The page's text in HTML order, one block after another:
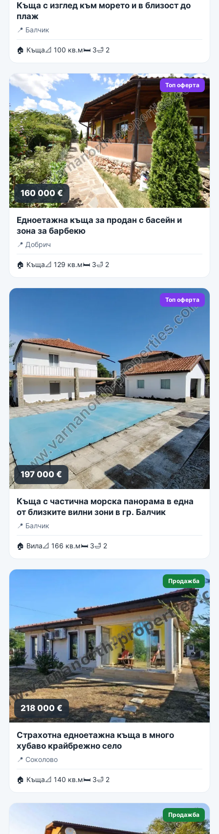
Къща с изглед към морето и в близост до
плаж
📍 Балчик
🏠 Къща📐 100 кв.м🛏 3🛁 2
Топ оферта
160 000 €
Едноетажна къща за продан с басейн и
зона за барбекю
📍 Добрич
🏠 Къща📐 129 кв.м🛏 3🛁 2
Топ оферта
197 000 €
Къща с частична морска панорама в една
от близките вилни зони в гр. Балчик
📍 Балчик
🏠 Вила📐 166 кв.м🛏 3🛁 2
Продажба
218 000 €
Страхотна едноетажна къща в много
хубаво крайбрежно село
📍 Соколово
🏠 Къща📐 140 кв.м🛏 3🛁 2
Продажба